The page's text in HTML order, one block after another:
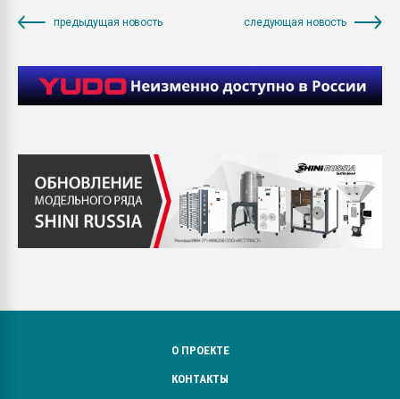
предыдущая новость следующая новость
О ПРОЕКТЕ
КОНТАКТЫ